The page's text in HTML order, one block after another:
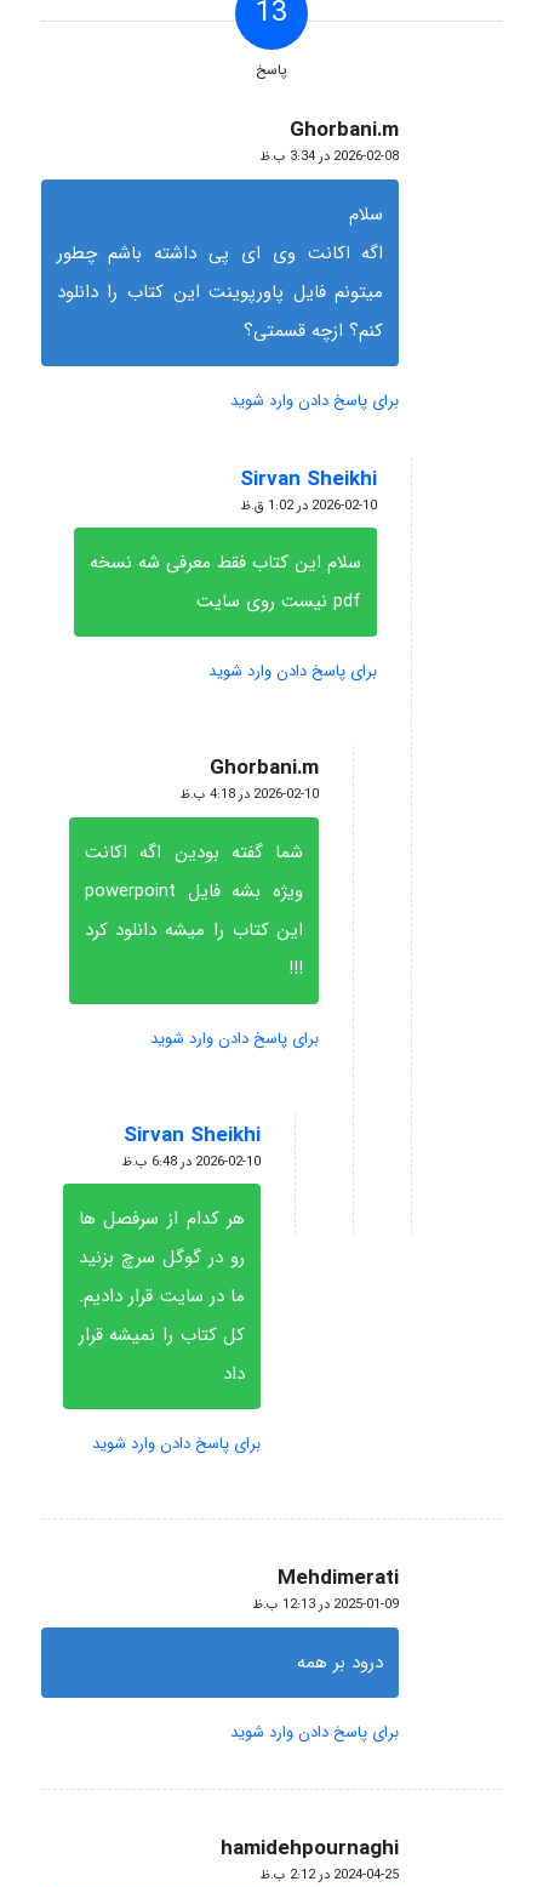
13
پاسخ
Ghorbani.m
گفته:
2026-02-08 در 3:34 ب.ظ
سلام
اگه اکانت وی ای پی داشته باشم چطور
میتونم فایل پاورپوینت این کتاب را دانلود
کنم؟ ازچه قسمتی؟
برای پاسخ دادن وارد شوید
Sirvan Sheikhi
گفته:
2026-02-10 در 1:02 ق.ظ
سلام این کتاب فقط معرفی شه نسخه
pdf نیست روی سایت
برای پاسخ دادن وارد شوید
Ghorbani.m
گفته:
2026-02-10 در 4:18 ب.ظ
شما گفته بودین اگه اکانت
ویژه بشه فایل powerpoint
این کتاب را میشه دانلود کرد
!!!
برای پاسخ دادن وارد شوید
Sirvan Sheikhi
گفته:
2026-02-10 در 6:48 ب.ظ
هر کدام از سرفصل ها
رو در گوگل سرچ بزنید
ما در سایت قرار دادیم.
کل کتاب را نمیشه قرار
داد
برای پاسخ دادن وارد شوید
Mehdimerati
گفته:
2025-01-09 در 12:13 ب.ظ
درود بر همه
برای پاسخ دادن وارد شوید
hamidehpournaghi
گفته:
2024-04-25 در 2:12 ب.ظ